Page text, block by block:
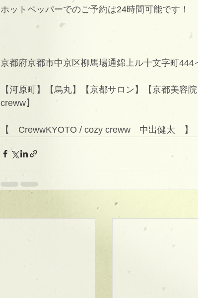
ホットペッパーでのご予約は24時間可能です！
京都府京都市中京区柳馬場通錦上ル十文字町444
【河原町】【烏丸】【京都サロン】【京都美容
creww】
【　CrewwKYOTO / cozy creww　中出健太　】